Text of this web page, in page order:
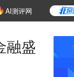
AI测评网
融盛